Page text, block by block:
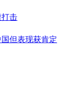
击
但表现获肯定